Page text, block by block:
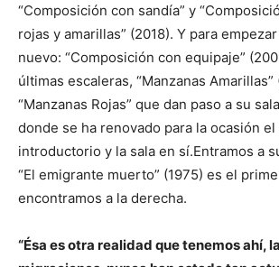
“Composición con sandía” y
rojas y amarillas” (2018). Y para
nuevo: “Composición con equipaje”
últimas escaleras, “Manzanas Amarillas”
“Manzanas Rojas” que dan paso a su
donde se ha renovado para la ocasión
introductorio y la sala en sí.Entramos a
“El emigrante muerto” (1975) es el
encontramos a la derecha.
“Ésa es otra realidad que tenemos ahí,